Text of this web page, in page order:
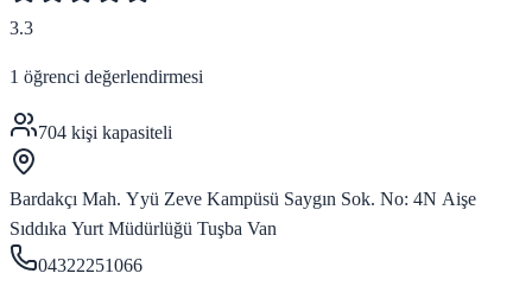
3.3
1 öğrenci değerlendirmesi
704 kişi kapasiteli
Bardakçı Mah. Yyü Zeve Kampüsü Saygın Sok. No: 4N Aişe
Sıddıka Yurt Müdürlüğü Tuşba Van
04322251066